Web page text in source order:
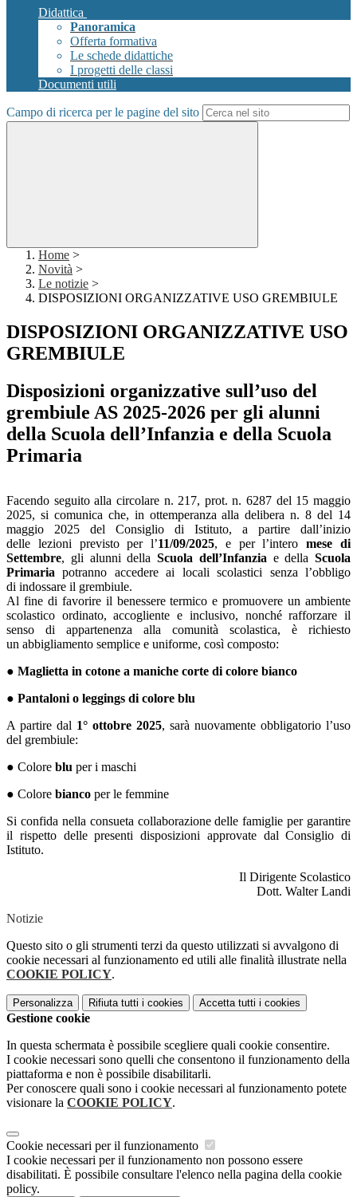
Didattica
Panoramica
Offerta formativa
Le schede didattiche
I progetti delle classi
Documenti utili
Campo di ricerca per le pagine del sito
Home >
Novità >
Le notizie >
DISPOSIZIONI ORGANIZZATIVE USO GREMBIULE
DISPOSIZIONI ORGANIZZATIVE USO
GREMBIULE
Disposizioni organizzative sull’uso del
grembiule AS 2025-2026 per gli alunni
della Scuola dell’Infanzia e della Scuola
Primaria
Facendo seguito alla circolare n. 217, prot. n. 6287 del 15 maggio
2025, si comunica che, in ottemperanza alla delibera n. 8 del 14
maggio 2025 del Consiglio di Istituto, a partire dall’inizio
delle lezioni previsto per l’11/09/2025, e per l’interomese di
Settembre, gli alunni della Scuola dell’Infanzia e della Scuola
Primaria potranno accedere ai locali scolastici senza l’obbligo
di indossare il grembiule.
Al fine di favorire il benessere termico e promuovere un ambiente
scolastico ordinato, accogliente e inclusivo, nonché rafforzare il
senso di appartenenza alla comunità scolastica, è richiesto
un abbigliamento semplice e uniforme, così composto:
● Maglietta in cotone a maniche corte di colore bianco
● Pantaloni o leggings di colore blu
A partire dal 1° ottobre 2025, sarà nuovamente obbligatorio l’uso
del grembiule:
● Colore blu per i maschi
● Colore bianco per le femmine
Si confida nella consueta collaborazione delle famiglie per garantire
il rispetto delle presenti disposizioni approvate dal Consiglio di
Istituto.
Il Dirigente Scolastico
Dott. Walter Landi
Notizie
Questo sito o gli strumenti terzi da questo utilizzati si avvalgono di
cookie necessari al funzionamento ed utili alle finalità illustrate nella
COOKIE POLICY.
Personalizza Rifiuta tutti i cookies Accetta tutti i cookies
Gestione cookie
In questa schermata è possibile scegliere quali cookie consentire.
I cookie necessari sono quelli che consentono il funzionamento della
piattaforma e non è possibile disabilitarli.
Per conoscere quali sono i cookie necessari al funzionamento potete
visionare la COOKIE POLICY.
Cookie necessari per il funzionamento
I cookie necessari per il funzionamento non possono essere
disabilitati. È possibile consultare l'elenco nella pagina della cookie
policy.